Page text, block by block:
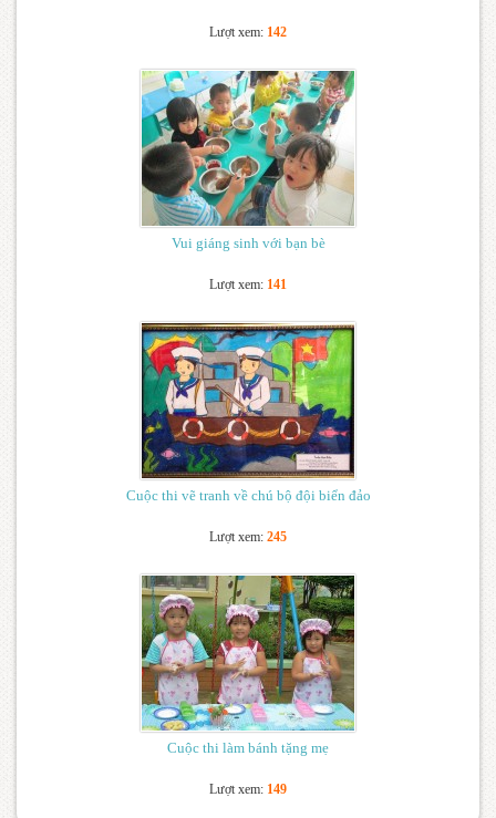
Lượt xem: 142
Vui giáng sinh với bạn bè
Lượt xem: 141
Cuộc thi vẽ tranh về chú bộ đội biển đảo
Lượt xem: 245
Cuộc thi làm bánh tặng mẹ
Lượt xem: 149